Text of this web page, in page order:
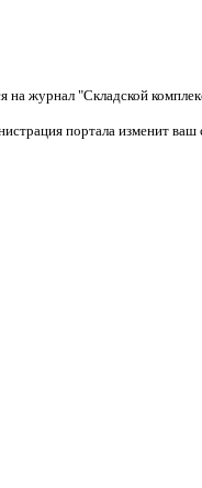
на журнал "Складской
портала изменит ваш